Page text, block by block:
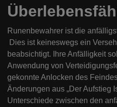
Runenbewahrer ist die
Dies ist keineswegs ein
beabsichtigt. Ihre Anfälligkeit
Anwendung von
gekonnte Anlocken des
Änderungen aus „Der Aufstieg
Unterschiede zwischen den